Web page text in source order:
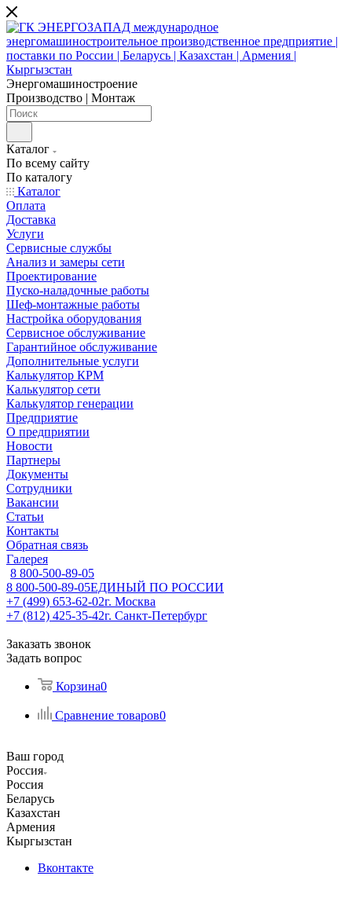
Энергомашиностроение
Производство | Монтаж
Каталог
По всему сайту
По каталогу
Каталог
Оплата
Доставка
Услуги
Сервисные службы
Анализ и замеры сети
Проектирование
Пуско-наладочные работы
Шеф-монтажные работы
Настройка оборудования
Сервисное обслуживание
Гарантийное обслуживание
Дополнительные услуги
Калькулятор КРМ
Калькулятор сети
Калькулятор генерации
Предприятие
О предприятии
Новости
Партнеры
Документы
Сотрудники
Вакансии
Статьи
Контакты
Обратная связь
Галерея
8 800-500-89-05
8 800-500-89-05ЕДИНЫЙ ПО РОССИИ
+7 (499) 653-62-02г. Москва
+7 (812) 425-35-42г. Санкт-Петербург
Заказать звонок
Задать вопрос
Корзина0
Сравнение товаров0
Ваш город
Россия
Россия
Беларусь
Казахстан
Армения
Кыргызстан
Вконтакте